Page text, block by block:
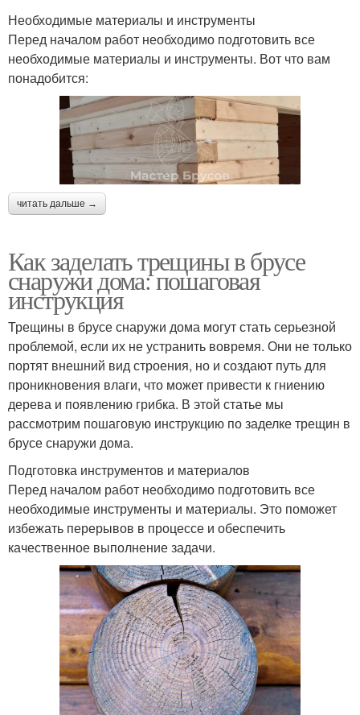
Необходимые материалы и инструменты
Перед началом работ необходимо подготовить все
необходимые материалы и инструменты. Вот что вам
понадобится:
читать дальше →
Как заделать трещины в брусе
снаружи дома: пошаговая
инструкция
Трещины в брусе снаружи дома могут стать серьезной
проблемой, если их не устранить вовремя. Они не только
портят внешний вид строения, но и создают путь для
проникновения влаги, что может привести к гниению
дерева и появлению грибка. В этой статье мы
рассмотрим пошаговую инструкцию по заделке трещин в
брусе снаружи дома.
Подготовка инструментов и материалов
Перед началом работ необходимо подготовить все
необходимые инструменты и материалы. Это поможет
избежать перерывов в процессе и обеспечить
качественное выполнение задачи.